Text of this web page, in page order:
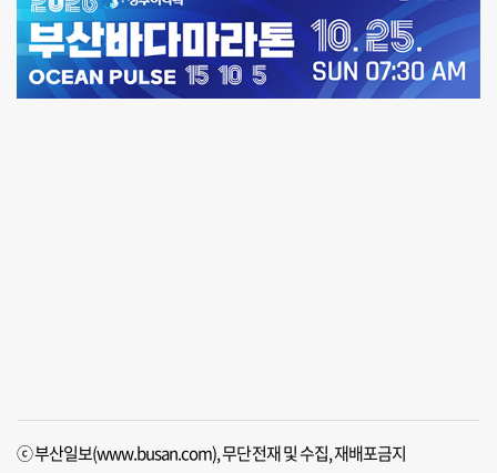
ⓒ 부산일보(www.busan.com), 무단전재 및 수집, 재배포금지